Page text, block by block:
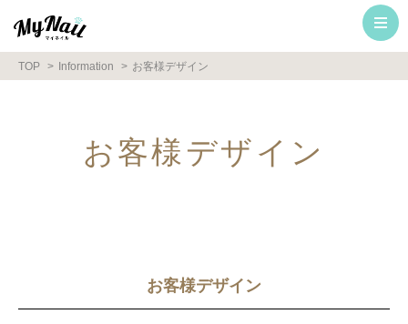
TOP Information お客様デザイン
お客様デザイン
お客様デザイン